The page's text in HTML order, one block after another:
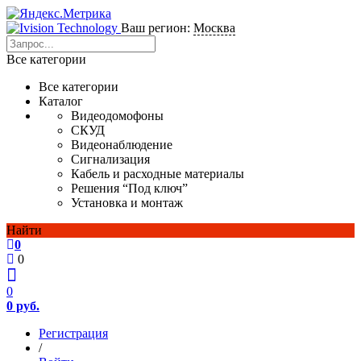
Ваш регион: Москва
Все категории
Все категории
Каталог
Видеодомофоны
СКУД
Видеонаблюдение
Сигнализация
Кабель и расходные материалы
Решения “Под ключ”
Установка и монтаж
Найти
0
0
0
0 руб.
Регистрация
/